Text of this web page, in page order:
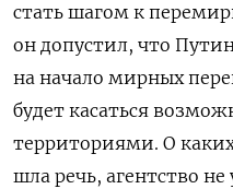
стать шагом к
он допустил, что
на начало мирных
будет касаться
территориями. О
шла речь, агентство не